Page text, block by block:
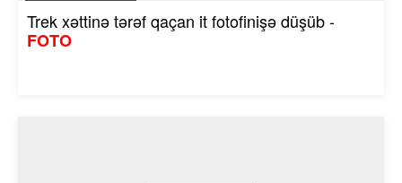
Trek xəttinə tərəf qaçan it fotofinişə düşüb -
FOTO